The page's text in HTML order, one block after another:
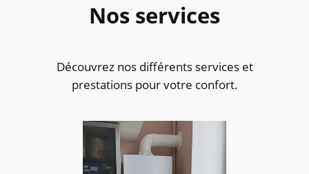
Nos services
Découvrez nos différents services et
prestations pour votre confort.